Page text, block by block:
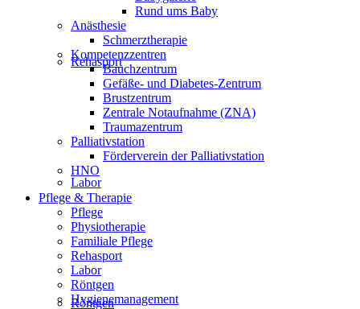
Rehasport
Labor
Röntgen
Rund ums Baby
Anästhesie
Schmerztherapie
Kompetenzzentren
Bauchzentrum
Gefäße- und Diabetes-Zentrum
Brustzentrum
Zentrale Notaufnahme (ZNA)
Traumazentrum
Palliativstation
Förderverein der Palliativstation
HNO
Pflege & Therapie
Pflege
Physiotherapie
Familiale Pflege
Rehasport
Labor
Röntgen
Hygienemanagement